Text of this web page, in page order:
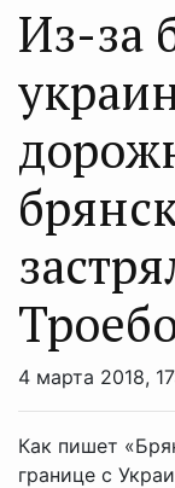
Из-за
4 марта 2018,
Как пишет
границе с